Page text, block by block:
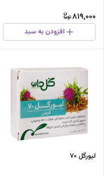
819,000
افزودن به سبد
لیورگل 70